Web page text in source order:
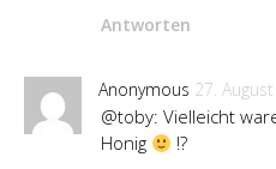
Antworten
Anonymous 27.
@toby: Vielleicht
Honig
!?